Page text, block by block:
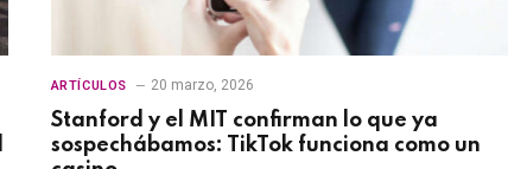
ARTÍCULOS 20 marzo, 2026
Stanford y el MIT confirman lo que ya
sospechábamos: TikTok funciona como un